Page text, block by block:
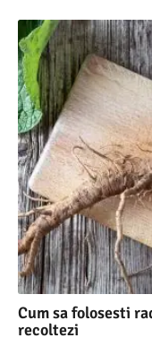
Cum sa folosesti
recoltezi